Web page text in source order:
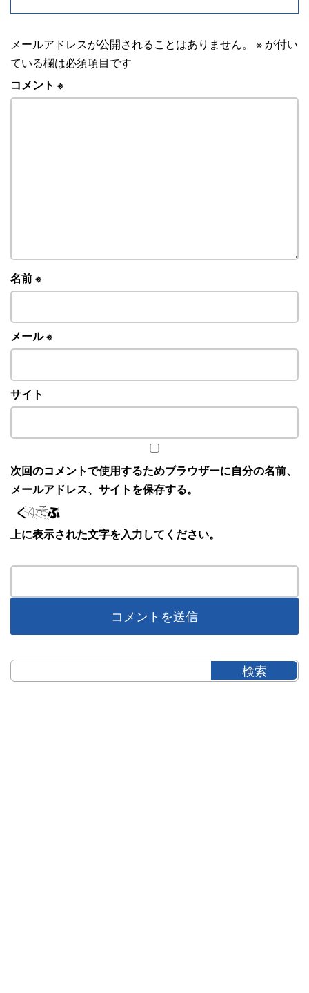
メールアドレスが公開されることはありません。 ※ が付い
ている欄は必須項目です
コメント ※
名前※
メール※
サイト
次回のコメントで使用するためブラウザーに自分の名前、
メールアドレス、サイトを保存する。
上に表示された文字を入力してください。